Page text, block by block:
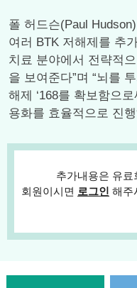
폴 허드슨(Paul
여러 BTK 저해제를 추
치료 분야에서 전략적
을 보여준다”며 “뇌를
해제 ‘168를 확보함으
용화를 효율적으로 진
추가내용은 유
회원이시면 로그인 해주